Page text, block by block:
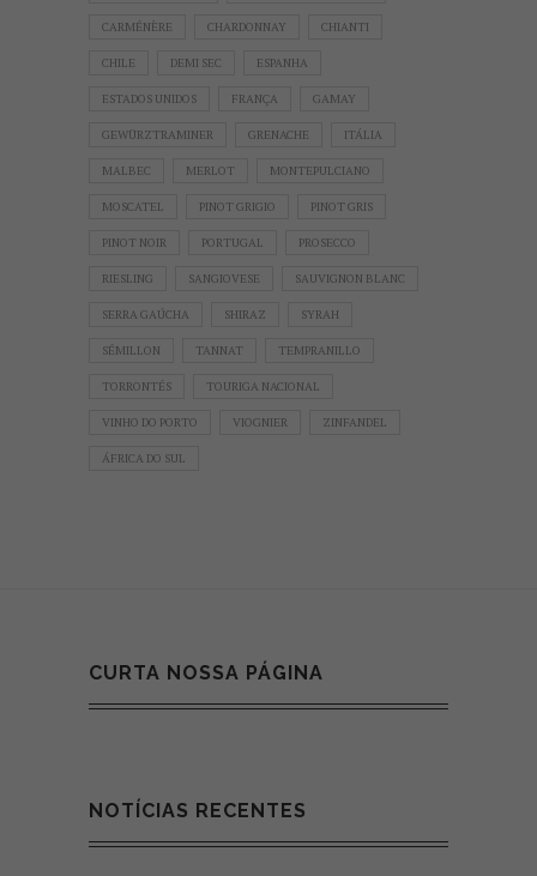
CARMÉNÈRE CHARDONNAY CHIANTI
CHILE DEMI SEC ESPANHA
ESTADOS UNIDOS FRANÇA GAMAY
GEWÜRZTRAMINER GRENACHE ITÁLIA
MALBEC MERLOT MONTEPULCIANO
MOSCATEL PINOT GRIGIO PINOT GRIS
PINOT NOIR PORTUGAL PROSECCO
RIESLING SANGIOVESE SAUVIGNON BLANC
SERRA GAÚCHA SHIRAZ SYRAH
SÉMILLON TANNAT TEMPRANILLO
TORRONTÉS TOURIGA NACIONAL
VINHO DO PORTO VIOGNIER ZINFANDEL
ÁFRICA DO SUL
CURTA NOSSA PÁGINA
NOTÍCIAS RECENTES